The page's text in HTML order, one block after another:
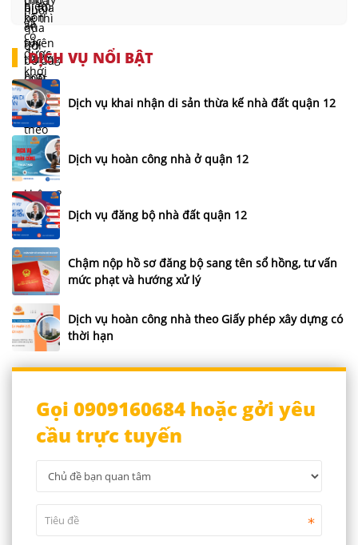
DỊCH VỤ NỔI BẬT
Dịch vụ khai nhận di sản thừa kế nhà đất quận 12
Dịch vụ hoàn công nhà ở quận 12
Dịch vụ đăng bộ nhà đất quận 12
Chậm nộp hồ sơ đăng bộ sang tên sổ hồng, tư vấn
mức phạt và hướng xử lý
Dịch vụ hoàn công nhà theo Giấy phép xây dựng có
thời hạn
Gọi 0909160684 hoặc gởi yêu
cầu trực tuyến